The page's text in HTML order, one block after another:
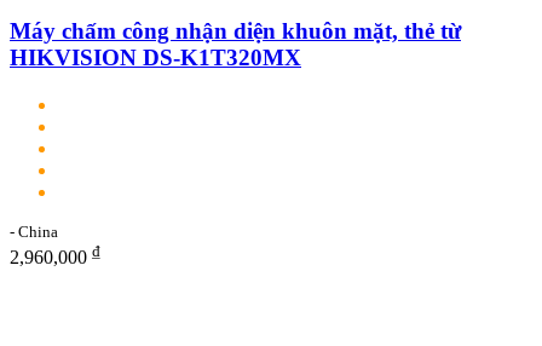
Máy chấm công nhận diện khuôn mặt, thẻ từ
HIKVISION DS-K1T320MX
- China
2,960,000 ₫